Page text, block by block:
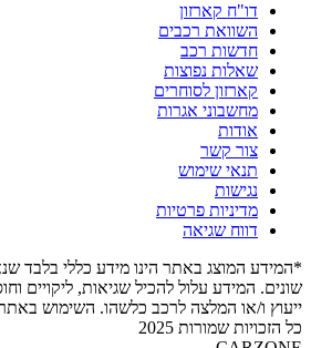
דו"ח קארזון
השוואת רכבים
חדשות רכב
שאלות נפוצות
קארזון לסוחרים
מחשבוני אגרות
אודות
צור קשר
תנאי שימוש
נגישות
מדיניות פרטיות
דווח שגיאה
*המידע המוצג באתר הינו מידע כללי בלבד
שונים. המידע עלול להכיל שגיאות, ליקויים
ייעוץ ו/או המלצה לרכב כלשהו. השימוש
כל הזכויות שמורות 2025